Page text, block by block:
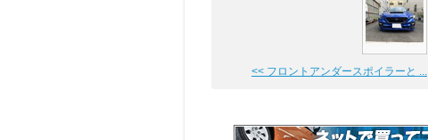
<< フロントアンダースポイラーと ...